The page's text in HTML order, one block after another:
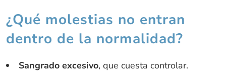
¿Qué molestias no entran
dentro de la normalidad?
Sangrado excesivo, que cuesta controlar.